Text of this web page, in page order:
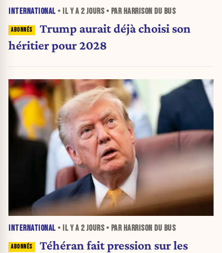
INTERNATIONAL • IL Y A 2 JOURS• PAR HARRISON DU BUS
Trump aurait déjà choisi son
héritier pour 2028
INTERNATIONAL • IL Y A 2 JOURS• PAR HARRISON DU BUS
Téhéran fait pression sur les